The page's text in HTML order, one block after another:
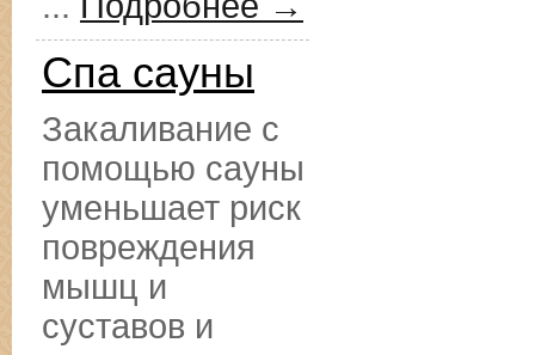
Спа сауны
Закаливание с
помощью сауны
уменьшает риск
повреждения
мышц и
суставов и